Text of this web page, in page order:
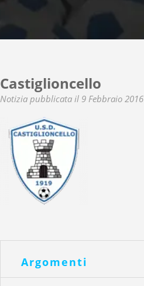
Castiglioncello
Notizia pubblicata il 9 Febbraio 2016
Argomenti